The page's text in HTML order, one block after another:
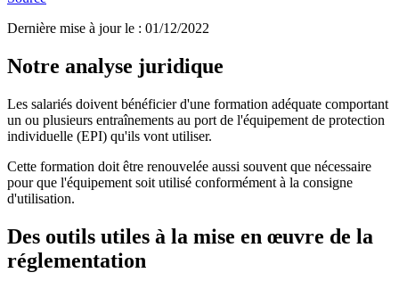
Dernière mise à jour le : 01/12/2022
Notre analyse juridique
Les salariés doivent bénéficier d'une formation adéquate comportant
un ou plusieurs entraînements au port de l'équipement de protection
individuelle (EPI) qu'ils vont utiliser.
Cette formation doit être renouvelée aussi souvent que nécessaire
pour que l'équipement soit utilisé conformément à la consigne
d'utilisation.
Des outils utiles à la mise en œuvre de la
réglementation